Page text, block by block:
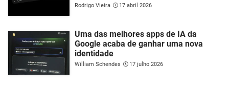
Rodrigo Vieira 17 abril 2026
Uma das melhores apps de IA da
Google acaba de ganhar uma nova
identidade
William Schendes 17 julho 2026